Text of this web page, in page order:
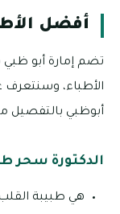
أفضل
تضم إمارة أبو
الأطباء،
أبوظبي بالتفصيل
الدكتورة سحر
هي طبيبة القلب